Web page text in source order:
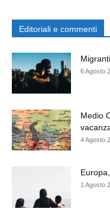
Editoriali e commenti
6 Agosto
Medio
4 Agosto
1 Agosto